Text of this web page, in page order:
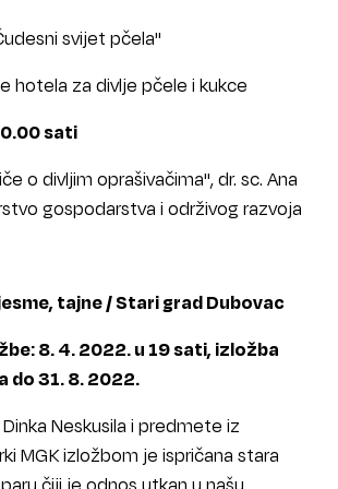
svijet pčela"
hotela za divlje pčele i kukce
sati
o divljim oprašivačima", dr. sc. Ana
gospodarstva i održivog razvoja
tajne / Stari grad Dubovac
8. 4. 2022. u 19 sati, izložba
do 31. 8. 2022.
Neskusila i predmete iz
MGK izložbom je ispričana stara